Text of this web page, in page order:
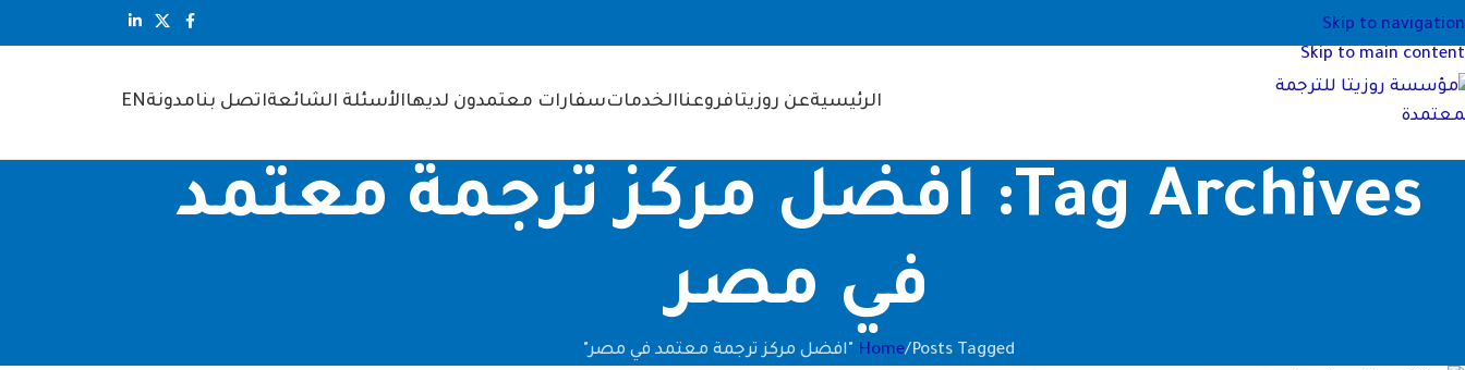
Skip to navigation
Skip to main content
الرئيسيةعن روزيتافروعناالخدماتسفارات معتمدون لديهاالأسئلة الشائعةاتصل بنامدونةEN
Tag Archives: افضل مركز ترجمة معتمد
في مصر
Home Posts Tagged "افضل مركز ترجمة معتمد في مصر"